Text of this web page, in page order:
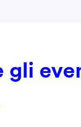
gli